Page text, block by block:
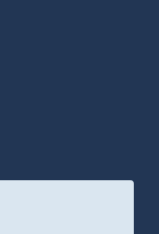
externe s'ouvrira